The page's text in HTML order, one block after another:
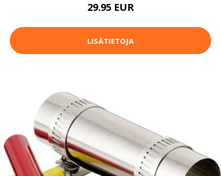
29.95 EUR
LISÄTIETOJA